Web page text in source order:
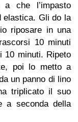
che l’impasto
elastica. Gli do la
riposare in una
10 minuti
10 minuti. Ripeto
poi lo metto a
un panno di lino
triplicato il suo
a seconda della